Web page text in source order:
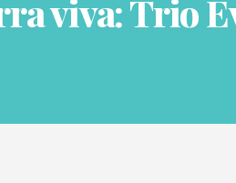
viva: Trio